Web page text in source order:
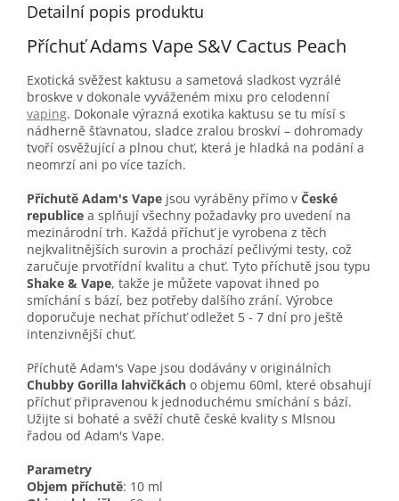
Detailní popis produktu
Příchuť Adams Vape S&V Cactus Peach
Exotická svěžest kaktusu a sametová sladkost vyzrálé
broskve v dokonale vyváženém mixu pro celodenní
vaping. Dokonale výrazná exotika kaktusu se tu mísí s
nádherně šťavnatou, sladce zralou broskví – dohromady
tvoří osvěžující a plnou chuť, která je hladká na podání a
neomrzí ani po více tazích.
Příchutě Adam's Vape jsou vyráběny přímo v České
republice a splňují všechny požadavky pro uvedení na
mezinárodní trh. Každá příchuť je vyrobena z těch
nejkvalitnějších surovin a prochází pečlivými testy, což
zaručuje prvotřídní kvalitu a chuť. Tyto příchutě jsou typu
Shake & Vape, takže je můžete vapovat ihned po
smíchání s bází, bez potřeby dalšího zrání. Výrobce
doporučuje nechat příchuť odležet 5 - 7 dní pro ještě
intenzivnější chuť.
Příchutě Adam's Vape jsou dodávány v originálních
Chubby Gorilla lahvičkách o objemu 60ml, které obsahují
příchuť připravenou k jednoduchému smíchání s bází.
Užijte si bohaté a svěží chutě české kvality s Mlsnou
řadou od Adam's Vape.
Parametry
Objem příchutě: 10 ml